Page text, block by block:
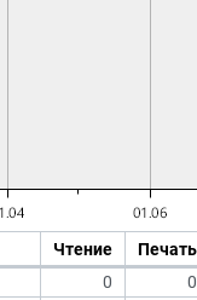
Чтение Печать
0 0